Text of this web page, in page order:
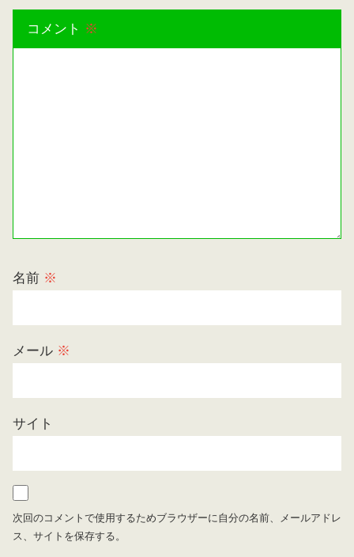
コメント ※
名前 ※
メール ※
サイト
次回のコメントで使用するためブラウザーに自分の名前、メールアドレ
ス、サイトを保存する。